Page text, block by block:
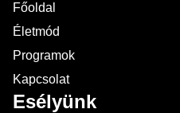
Főoldal
Életmód
Programok
Kapcsolat
Esélyünk